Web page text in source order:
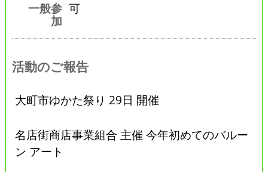
一般参
加
可
活動のご報告
大町市ゆかた祭り 29日 開催
名店街商店事業組合 主催 今年初めてのバルー
ン アート